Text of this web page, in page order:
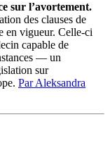
sur l’avortement.
des clauses de
en vigueur. Celle-ci
capable de
— un
sur
Par Aleksandra